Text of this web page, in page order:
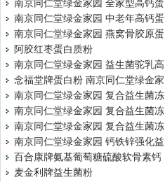
南京同仁堂绿金家园 全家型高钙蛋
南京同仁堂绿金家园 中老年高钙蛋
南京同仁堂绿金家园 燕窝骨胶原蛋
阿胶红枣蛋白质粉
南京同仁堂绿金家园 益生菌驼乳高
念福堂牌蛋白粉 南京同仁堂绿金家
南京同仁堂绿金家园 复合益生菌冻
南京同仁堂绿金家园 复合益生菌冻
南京同仁堂绿金家园 复合益生菌冻
南京同仁堂绿金家园 钙铁锌强化益
百合康牌氨基葡萄糖硫酸软骨素钙
麦金利牌益生菌粉